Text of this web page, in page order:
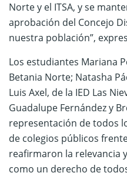
Norte y el ITSA, y se
aprobación del Concejo
nuestra población”,
Los estudiantes Mariana
Betania Norte; Natasha
Luis Axel, de la IED Las
Guadalupe Fernández y
representación de todos
de colegios públicos
reafirmaron la relevancia y
como un derecho de